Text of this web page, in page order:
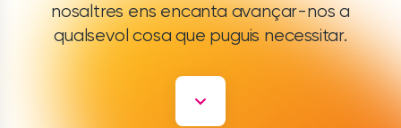
nosaltres ens encanta avançar-nos a
qualsevol cosa que puguis necessitar.